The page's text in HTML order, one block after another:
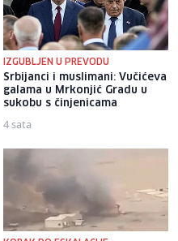
IZGUBLJEN U PREVODU
Srbijanci i muslimani: Vučićeva
galama u Mrkonjić Gradu u
sukobu s činjenicama
4 sata